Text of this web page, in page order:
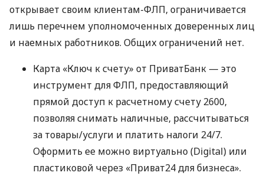
открывает своим клиентам-ФЛП, ограничивается
лишь перечнем уполномоченных доверенных лиц
и наемных работников. Общих ограничений нет.
Карта «Ключ к счету» от ПриватБанк — это
инструмент для ФЛП, предоставляющий
прямой доступ к расчетному счету 2600,
позволяя снимать наличные, рассчитываться
за товары/услуги и платить налоги 24/7.
Оформить ее можно виртуально (Digital) или
пластиковой через «Приват24 для бизнеса».